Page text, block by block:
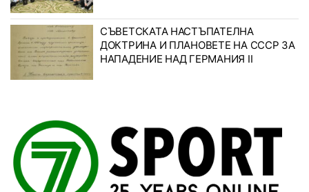
СЪВЕТСКАТА НАСТЪПАТЕЛНА
ДОКТРИНА И ПЛАНОВЕТЕ НА СССР ЗА
НАПАДЕНИЕ НАД ГЕРМАНИЯ II